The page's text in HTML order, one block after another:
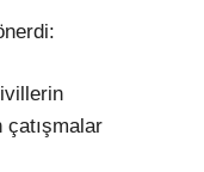
çatışmalar